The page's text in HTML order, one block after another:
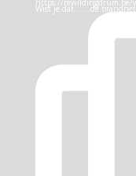
Wist je dat… …de